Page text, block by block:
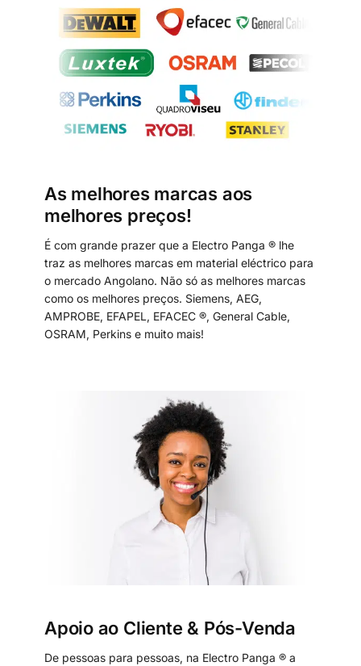
As melhores marcas aos
melhores preços!
É com grande prazer que a Electro Panga ® lhe
traz as melhores marcas em material eléctrico para
o mercado Angolano. Não só as melhores marcas
como os melhores preços. Siemens, AEG,
AMPROBE, EFAPEL, EFACEC ®, General Cable,
OSRAM, Perkins e muito mais!
Apoio ao Cliente & Pós-Venda
De pessoas para pessoas, na Electro Panga ® a